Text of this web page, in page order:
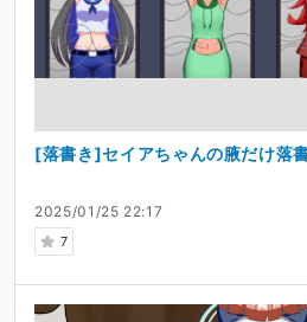
2025/01/25 22:17
7
[落書き]セイアちゃんの腋だけ落